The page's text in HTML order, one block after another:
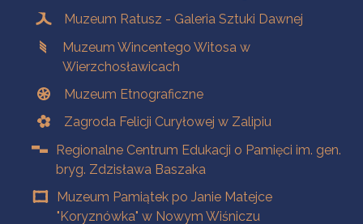
Muzeum Ratusz - Galeria Sztuki Dawnej
Muzeum Wincentego Witosa w
Wierzchosławicach
Muzeum Etnograficzne
Zagroda Felicji Curyłowej w Zalipiu
Regionalne Centrum Edukacji o Pamięci im. gen.
bryg. Zdzisława Baszaka
Muzeum Pamiątek po Janie Matejce
"Koryznówka" w Nowym Wiśniczu